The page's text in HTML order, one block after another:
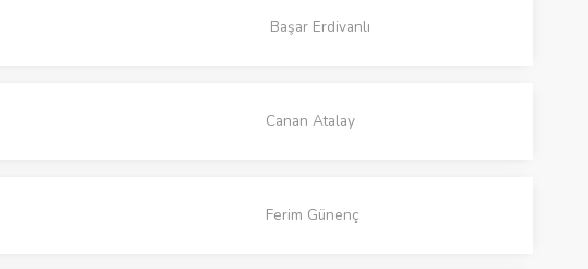
Başar Erdivanlı
Canan Atalay
Ferim Günenç